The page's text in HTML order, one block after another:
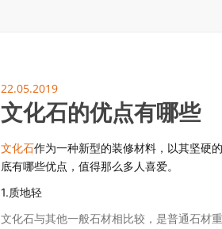
22.05.2019
文化石的优点有哪些
文化石作为一种新型的装修材料，以其坚硬
底有哪些优点，值得那么多人喜爱。
1.质地轻
文化石与其他一般石材相比较，是普通石材